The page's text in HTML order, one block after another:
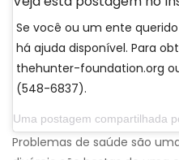
Se você ou um ente
há ajuda disponível. Para
thehunter-foundation.org
(548-6837).
Uma postagem compartilhada
Problemas de saúde são